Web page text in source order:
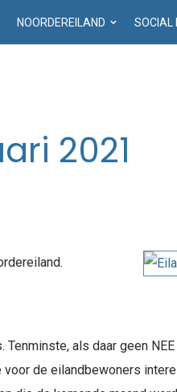
NOORDEREILAND SOCIAL
2021
als daar geen
de eilandbewoners